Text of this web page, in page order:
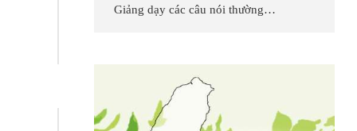
Giảng dạy các câu nói thường
sự thích thú trong việc học tập